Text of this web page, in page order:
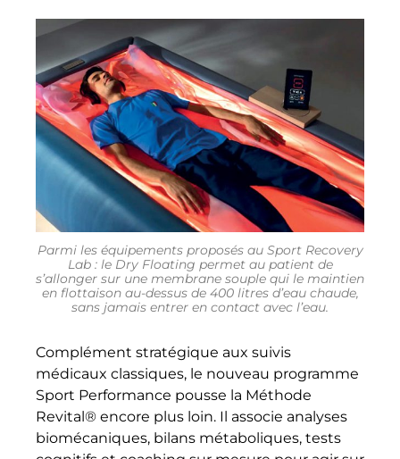
Parmi les équipements proposés au Sport Recovery
Lab : le Dry Floating permet au patient de
s’allonger sur une membrane souple qui le maintien
en flottaison au-dessus de 400 litres d’eau chaude,
sans jamais entrer en contact avec l’eau.
Complément stratégique aux suivis
médicaux classiques, le nouveau programme
Sport Performance pousse la Méthode
Revital® encore plus loin. Il associe analyses
biomécaniques, bilans métaboliques, tests